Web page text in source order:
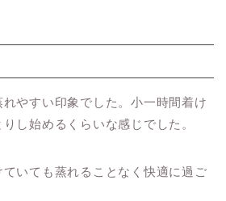
やすい印象でした。小一時間着け
し始めるくらいな感じでした。
いても蒸れることなく快適に過ご